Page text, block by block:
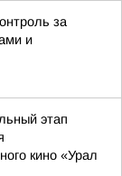
за
и
этап
кино «Урал